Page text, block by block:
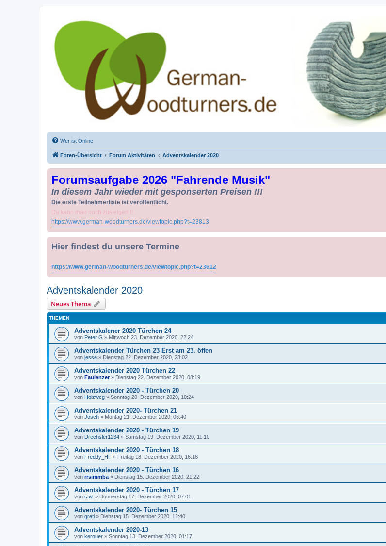
Drechseln und Kunsthandwerk - German-Woodturners *Forum Sauerland*
Der Treffpunkt für Drechsler und Freunde des Kunsthandwerks
Wer ist Online
Foren-Übersicht Forum Aktivitäten Adventskalender 2020
Forumsaufgabe 2026 "Fahrende Musik"
In diesem Jahr wieder mit gesponserten Preisen !!!
Die erste Teilnehmerliste ist veröffentlicht.
Da kann man noch zusteigen !!
https://www.german-woodturners.de/viewtopic.php?t=23813
Hier findest du unsere Termine
https://www.german-woodturners.de/viewtopic.php?t=23612
Adventskalender 2020
Neues Thema
THEMEN
Adventskalener 2020 Türchen 24
von Peter G » Mittwoch 23. Dezember 2020, 22:24
Adventskalender Türchen 23 Erst am 23. öffen
von jesse » Dienstag 22. Dezember 2020, 23:02
Adventskalender 2020 Türchen 22
von Faulenzer» Dienstag 22. Dezember 2020, 08:19
Adventskalender 2020 - Türchen 20
von Holzweg » Sonntag 20. Dezember 2020, 10:24
Adventskalender 2020- Türchen 21
von Josch » Montag 21. Dezember 2020, 06:40
Adventskalender 2020 - Türchen 19
von Drechsler1234 » Samstag 19. Dezember 2020, 11:10
Adventskalender 2020 - Türchen 18
von Freddy_HF » Freitag 18. Dezember 2020, 16:18
Adventskalender 2020 - Türchen 16
von rrsimmba » Dienstag 15. Dezember 2020, 21:22
Adventskalender 2020 - Türchen 17
von c.w. » Donnerstag 17. Dezember 2020, 07:01
Adventskalender 2020- Türchen 15
von greti » Dienstag 15. Dezember 2020, 12:40
Adventskalender 2020-13
von kerouer » Sonntag 13. Dezember 2020, 01:17